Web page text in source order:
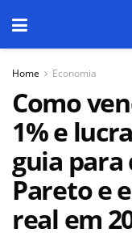
Home Economia
Como
1% e
guia para
Pareto e
real em